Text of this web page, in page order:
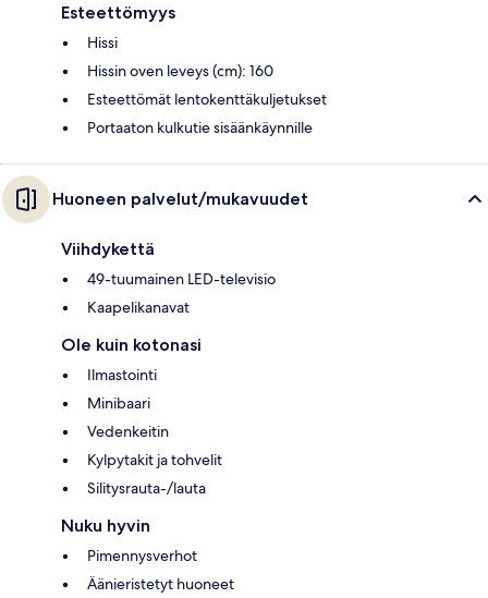
Esteettömyys
Hissi
Hissin oven leveys (cm): 160
Esteettömät lentokenttäkuljetukset
Portaaton kulkutie sisäänkäynnille
Huoneen palvelut/mukavuudet
Viihdykettä
49-tuumainen LED-televisio
Kaapelikanavat
Ole kuin kotonasi
Ilmastointi
Minibaari
Vedenkeitin
Kylpytakit ja tohvelit
Silitysrauta-/lauta
Nuku hyvin
Pimennysverhot
Äänieristetyt huoneet